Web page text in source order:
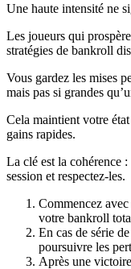
Une haute intensité ne
Les joueurs qui
stratégies de bankroll
Vous gardez les mises
mais pas si grandes
Cela maintient votre
gains rapides.
La clé est la cohérence
session et respectez-les.
Commencez
votre bankroll
En cas de série
poursuivre les
Après une